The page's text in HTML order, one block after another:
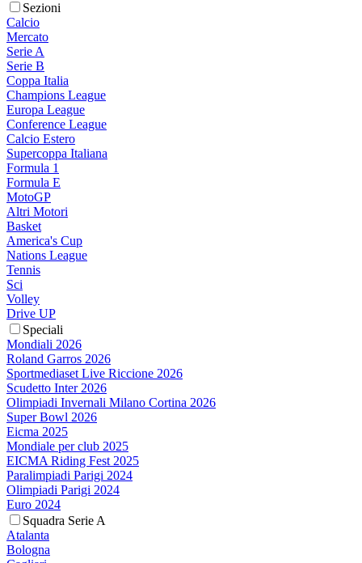
Sezioni
Calcio
Mercato
Serie A
Serie B
Coppa Italia
Champions League
Europa League
Conference League
Calcio Estero
Supercoppa Italiana
Formula 1
Formula E
MotoGP
Altri Motori
Basket
America's Cup
Nations League
Tennis
Sci
Volley
Drive UP
Speciali
Mondiali 2026
Roland Garros 2026
Sportmediaset Live Riccione 2026
Scudetto Inter 2026
Olimpiadi Invernali Milano Cortina 2026
Super Bowl 2026
Eicma 2025
Mondiale per club 2025
EICMA Riding Fest 2025
Paralimpiadi Parigi 2024
Olimpiadi Parigi 2024
Euro 2024
Squadra Serie A
Atalanta
Bologna